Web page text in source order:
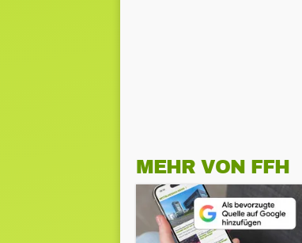
MEHR VON FFH